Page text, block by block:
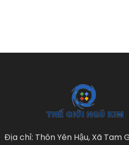
Địa chỉ: Thôn Yên Hậu, Xã Tam